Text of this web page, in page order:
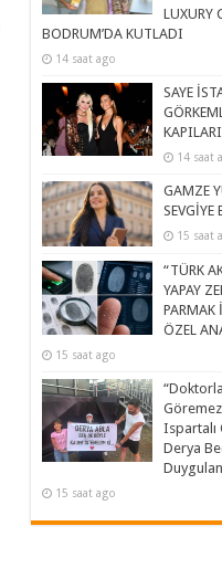
LUXURY
BODRUM’DA KUTLADI
14 saat ago
SAYE
14 saat
GAMZE
SEVGİYE
15 saat
“TÜRK
YAPAY
PARMAK
ÖZEL
15 saat ago
Ispartalı
Derya
15 saat ago